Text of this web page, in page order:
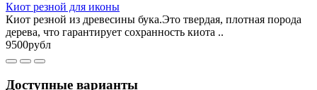
Киот резной для иконы
Киот резной из древесины бука.Это твердая, плотная порода
дерева, что гарантирует сохранность киота ..
9500рубл
Доступные варианты